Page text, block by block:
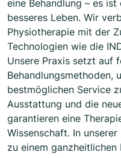
eine Behandlung – es
besseres Leben. Wir
Physiotherapie mit der
Technologien wie die
Unsere Praxis setzt auf
Behandlungsmethoden,
bestmöglichen Service
Ausstattung und die
garantieren eine
Wissenschaft. In
zu einem